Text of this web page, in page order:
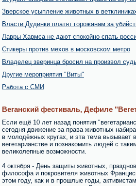
Зверское усыпление животных в
Власти Дудинки платят горожанам за
Лавры Хармса не дают спокойно спать
Стикеры против мехов в московском метро
Владелец зверинца бросил на произвол
Другие мероприятия "Виты"
Работа с СМИ
Веганский фестиваль, Дефиле
Если ещё 10 лет назад понятия
сегодня движение за права животных
в молодёжных кругах, и эта тема вызывает
вегетарианстве и познакомить людей с
великолепные возможности.
4 октября - День защиты животных,
философа и покровителя животных
этом году, как и в прошлые годы,